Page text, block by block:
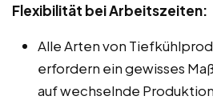
Flexibilität bei Arbeitszeiten:
Alle Arten von
erfordern ein gewisses
auf wechselnde